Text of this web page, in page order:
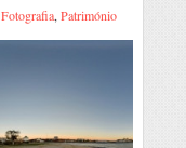
Fotografia,Património